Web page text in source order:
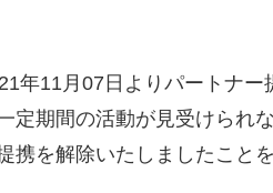
年11月07日よりパートナ
定期間の活動が見受けられ
携を解除いたしましたこと